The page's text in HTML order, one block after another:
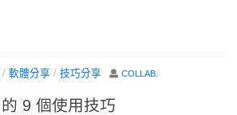
/ 軟體分享 / 技巧分享 COLLAB.
9 個使用技巧